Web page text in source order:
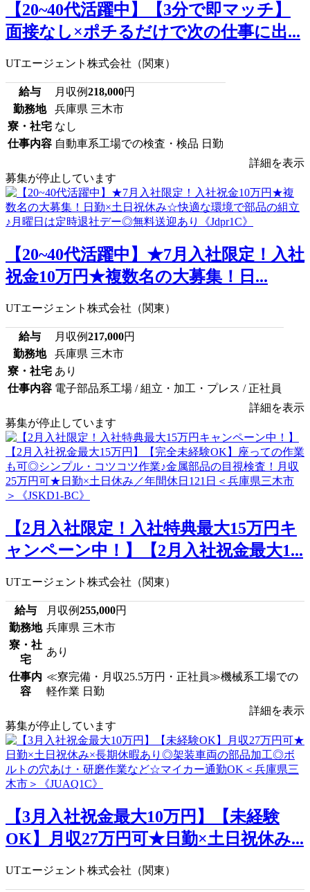
【20~40代活躍中】【3分で即マッチ】
面接なし×ポチるだけで次の仕事に出...
UTエージェント株式会社（関東）
給与 月収例218,000円
勤務地
兵庫県 三木市
寮・社宅 なし
仕事内容 自動車系工場での検査・検品 日勤
詳細を表示
募集が停止しています
【20~40代活躍中】★7月入社限定！入社
祝金10万円★複数名の大募集！日...
UTエージェント株式会社（関東）
給与 月収例217,000円
勤務地
兵庫県 三木市
寮・社宅 あり
仕事内容 電子部品系工場 / 組立・加工・プレス / 正社員
詳細を表示
募集が停止しています
【2月入社限定！入社特典最大15万円キ
ャンペーン中！】【2月入社祝金最大1...
UTエージェント株式会社（関東）
給与 月収例255,000円
勤務地 兵庫県 三木市
寮・社
宅
あり
仕事内
容
≪寮完備・月収25.5万円・正社員≫機械系工場での
軽作業 日勤
詳細を表示
募集が停止しています
【3月入社祝金最大10万円】【未経験
OK】月収27万円可★日勤×土日祝休み...
UTエージェント株式会社（関東）